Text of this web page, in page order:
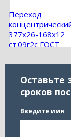
Переход
377х26-168х12
ст.09г2с ГОСТ
Оставьте
сроков
Введите имя